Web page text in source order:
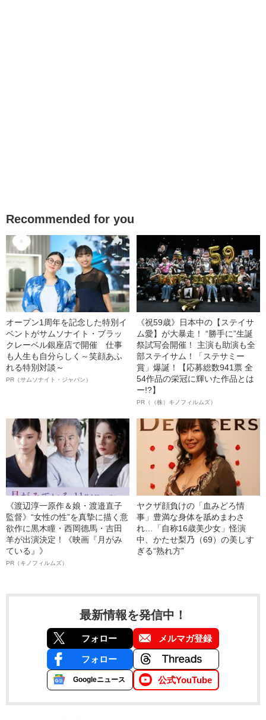
Recommended for you
オープン1周年を記念した特別イ
ベントがサムソナイト・ブラッ
クレーベル銀座店で開催 仕事
も人生も自分らしく～笑顔あふ
れる特別対談～
PR（サムソナイト・ジャパン）
《祝59歳》日本中の【ステイサ
ム愛】が大暴走！ “勝手に”生誕
祭試写会開催！ 主演も助演も全
部ステイサム！「ステサミー
賞」爆誕！【応募総数941票 全
54作品の栄冠に輝いた作品とは
ー!?】
PR（（株）キノフィルムズ）
《渡辺淳一原作＆娘・渡邉直子
監督》“女性の性”を真摯に描く意
欲作に黒木瞳・西岡德馬・吉田
羊が出演決定！《映画『月がみ
ている』》
PR（キノフィルムズ）
ヤクザ顔負けの「血みどろ情
事」豊満な身体を舐めまわさ
れ…「自称16歳美少女」怪演
中、かたせ梨乃（69）の美しす
ぎる“熟れ方”
最新情報を発信中！
フォロー メルマガ登録
フォロー
Googleニュース 公式YouTube